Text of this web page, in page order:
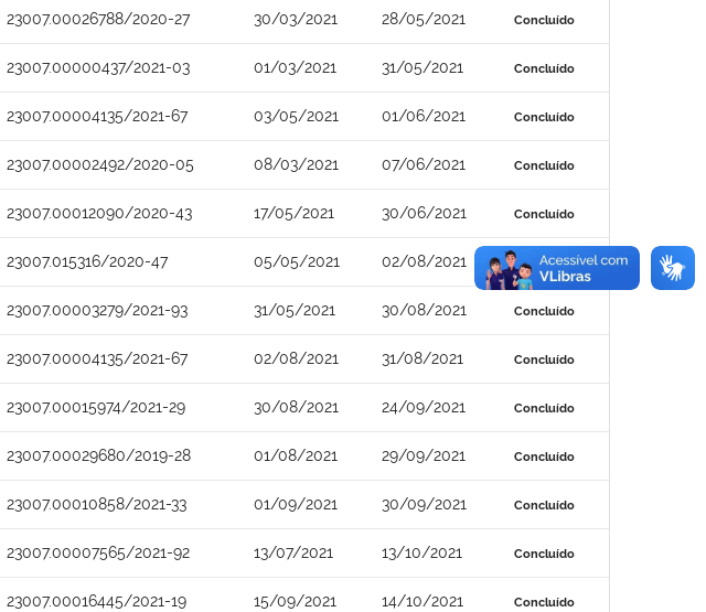
23007.00026788/2020-27 30/03/2021 28/05/2021 Concluído
23007.00000437/2021-03 01/03/2021 31/05/2021 Concluído
23007.00004135/2021-67 03/05/2021 01/06/2021 Concluído
23007.00002492/2020-05 08/03/2021 07/06/2021 Concluído
23007.00012090/2020-43 17/05/2021 30/06/2021 Concluído
23007.015316/2020-47 05/05/2021 02/08/2021 Concluído
23007.00003279/2021-93 31/05/2021 30/08/2021 Concluído
23007.00004135/2021-67 02/08/2021 31/08/2021 Concluído
23007.00015974/2021-29 30/08/2021 24/09/2021 Concluído
23007.00029680/2019-28 01/08/2021 29/09/2021 Concluído
23007.00010858/2021-33 01/09/2021 30/09/2021 Concluído
23007.00007565/2021-92 13/07/2021 13/10/2021 Concluído
23007.00016445/2021-19 15/09/2021 14/10/2021 Concluído